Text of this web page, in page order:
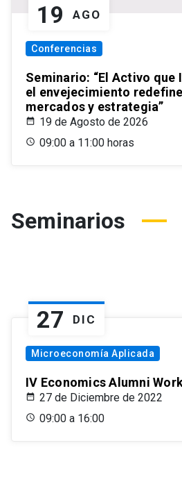
19 AGO
Conferencias
Seminario: “El Activo que
el envejecimiento
mercados y estrategia”
19 de Agosto de 2026
09:00 a 11:00 horas
Seminarios
27 DIC
Microeconomía Aplicada
IV Economics Alumni
27 de Diciembre de 2022
09:00 a 16:00